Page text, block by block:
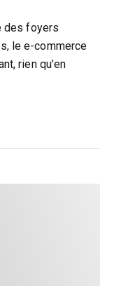
des foyers
le e-commerce
rien qu’en